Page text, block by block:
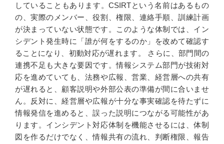
していることもあります。CSIRTという名前はあるもの
の、実際のメンバー、役割、権限、連絡手順、訓練計画
が決まっていない状態です。このような体制では、イン
シデント発生時に「誰が何をするのか」を改めて確認す
ることになり、初動対応が遅れます。 さらに、部門間の
連携不足も大きな要因です。情報システム部門が技術対
応を進めていても、法務や広報、営業、経営層への共有
が遅れると、顧客説明や外部公表の準備が間に合いませ
ん。反対に、経営層や広報が十分な事実確認を待たずに
情報発信を進めると、誤った説明につながる可能性があ
ります。インシデント対応体制を機能させるには、体制
図を作るだけでなく、情報共有の流れ、判断権限、報告